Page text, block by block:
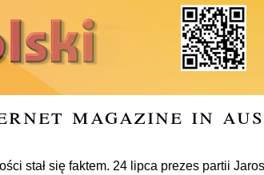
magazine in
się faktem. 24 lipca prezes partii